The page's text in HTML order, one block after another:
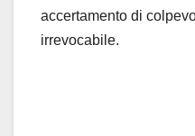
accertamento di
irrevocabile.